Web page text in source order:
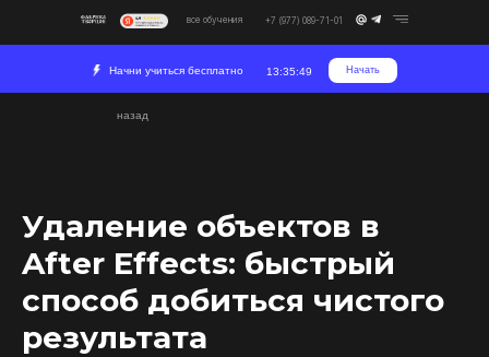
все обучения +7 (977) 089-71-01
13:35:49
Начни учиться бесплатно Начать
назад
Удаление объектов в
After Effects: быстрый
способ добиться чистого
результата